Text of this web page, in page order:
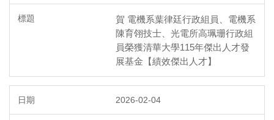
賀 電機系葉律廷行政組員、電機系
陳育翎技士、光電所高珮珊行政組
員榮獲清華大學115年傑出人才發
展基金【績效傑出人才】
2026-02-04